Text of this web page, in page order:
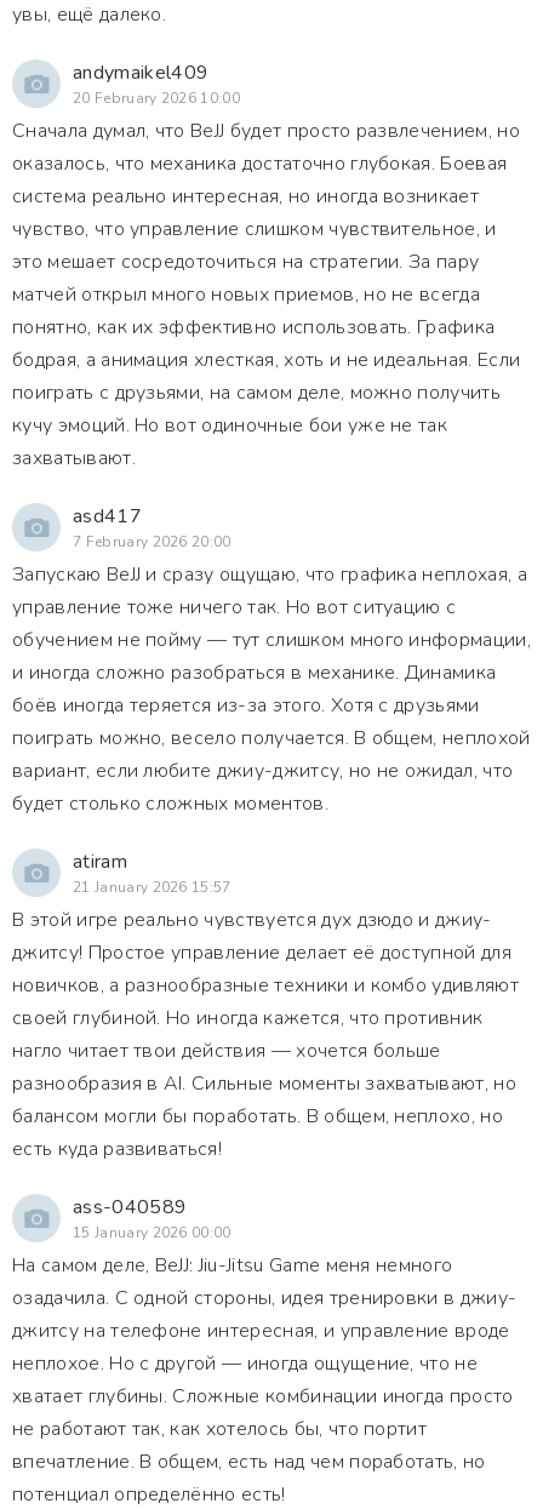
увы, ещё далеко.
andymaikel409
20 February 2026 10:00
Сначала думал, что BeJJ будет просто развлечением, но
оказалось, что механика достаточно глубокая. Боевая
система реально интересная, но иногда возникает
чувство, что управление слишком чувствительное, и
это мешает сосредоточиться на стратегии. За пару
матчей открыл много новых приемов, но не всегда
понятно, как их эффективно использовать. Графика
бодрая, а анимация хлесткая, хоть и не идеальная. Если
поиграть с друзьями, на самом деле, можно получить
кучу эмоций. Но вот одиночные бои уже не так
захватывают.
asd417
7 February 2026 20:00
Запускаю BeJJ и сразу ощущаю, что графика неплохая, а
управление тоже ничего так. Но вот ситуацию с
обучением не пойму — тут слишком много информации,
и иногда сложно разобраться в механике. Динамика
боёв иногда теряется из-за этого. Хотя с друзьями
поиграть можно, весело получается. В общем, неплохой
вариант, если любите джиу-джитсу, но не ожидал, что
будет столько сложных моментов.
atiram
21 January 2026 15:57
В этой игре реально чувствуется дух дзюдо и джиу-
джитсу! Простое управление делает её доступной для
новичков, а разнообразные техники и комбо удивляют
своей глубиной. Но иногда кажется, что противник
нагло читает твои действия — хочется больше
разнообразия в AI. Сильные моменты захватывают, но
балансом могли бы поработать. В общем, неплохо, но
есть куда развиваться!
ass-040589
15 January 2026 00:00
На самом деле, BeJJ: Jiu-Jitsu Game меня немного
озадачила. С одной стороны, идея тренировки в джиу-
джитсу на телефоне интересная, и управление вроде
неплохое. Но с другой — иногда ощущение, что не
хватает глубины. Сложные комбинации иногда просто
не работают так, как хотелось бы, что портит
впечатление. В общем, есть над чем поработать, но
потенциал определённо есть!